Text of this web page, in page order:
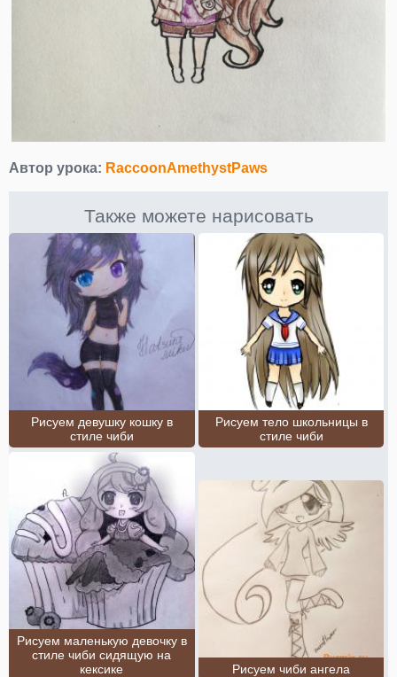
Автор урока: RaccoonAmethystPaws
Также можете нарисовать
Рисуем девушку кошку в
стиле чиби
Рисуем тело школьницы в
стиле чиби
Рисуем маленькую девочку в
стиле чиби сидящую на
кексике
Рисуем чиби ангела